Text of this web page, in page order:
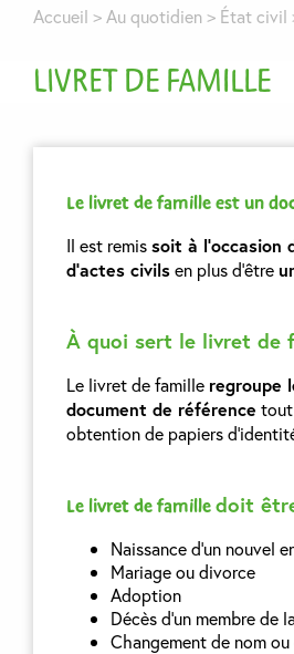
Accueil > Au quotidien > État civil
LIVRET DE FAMILLE
Le livret de famille est un
Il est remissoit à l’occasion
d’actes civilsen plus d’être
À quoi sert le livret de
Le livret de famille regroupe
document de référence tout
obtention de papiers
Le livret de familledoit
Naissance d’un nouvel
Mariage ou divorce
Adoption
Décès d’un membre de
Changement de nom